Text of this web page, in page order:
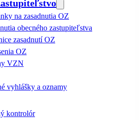
na zasadnutia OZ
obecného zastupiteľstva
zasadnutí OZ
OZ
VZN
vyhlášky a oznamy
kontrolór